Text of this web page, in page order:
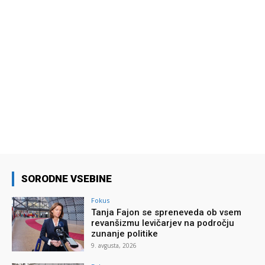
SORODNE VSEBINE
Fokus
Tanja Fajon se spreneveda ob vsem
revanšizmu levičarjev na področju
zunanje politike
9. avgusta, 2026